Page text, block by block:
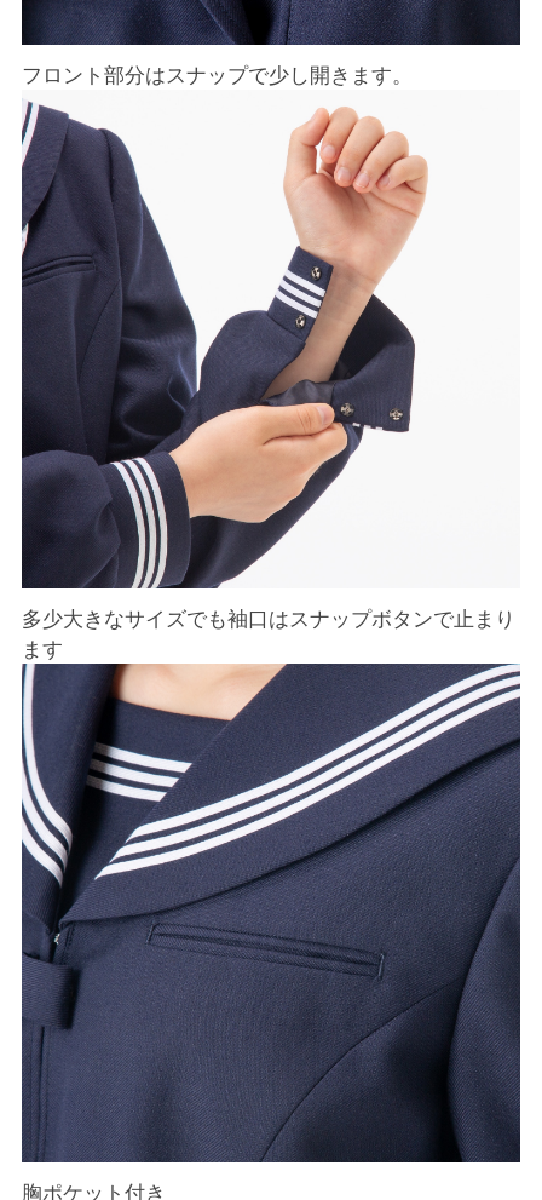
フロント部分はスナップで少し開きます。
多少大きなサイズでも袖口はスナップボタンで止まり
ます
胸ポケット付き